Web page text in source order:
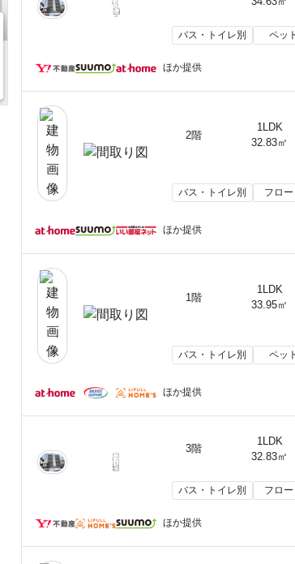
バス・トイレ別 ペッ
ほか提供
2階
1LDK
32.83㎡
バス・トイレ別 フロ
ほか提供
1階
1LDK
33.95㎡
バス・トイレ別 ペッ
ほか提供
3階
1LDK
32.83㎡
バス・トイレ別 フロ
ほか提供